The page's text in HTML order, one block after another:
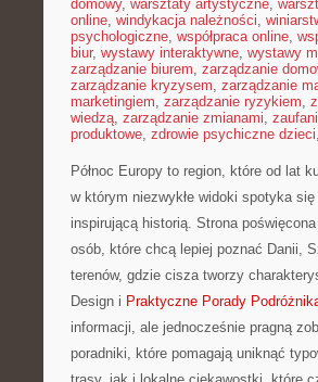
domowy, warsztaty artystyczne,
online, windykacja należności,
psychologiczne, współpraca online,
biur, wystawy interaktywne, wystawy
zarządzanie biurem, zarządzanie
zarządzanie kryzysem, zarządzanie
marketingiem, zarządzanie ryzykiem,
wiedzą, zarządzanie zmianami,
produktowe, zdrowie psychiczne dzieci,
Północ Europy to region, które od lat
w którym niezwykłe widoki spotyka
inspirującą historią. Strona
osób, które chcą lepiej poznać Danii,
terenów, gdzie cisza tworzy
Design i Praktyczne Porady
informacji, ale jednocześnie pragną
poradniki, które pomagają uniknąć